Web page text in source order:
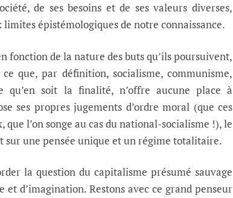
de ses besoins et de ses valeurs diverses,
épistémologiques de notre connaissance.
fonction de la nature des buts qu’ils poursuivent,
que, par définition, socialisme, communisme,
qu’en soit la finalité, n’offre aucune place à
ses propres jugements d’ordre moral (que ces
l’on songe au cas du national-socialisme !), le
sur une pensée unique et un régime totalitaire.
la question du capitalisme présumé sauvage
et d’imagination. Restons avec ce grand penseur